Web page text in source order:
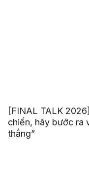
[FINAL TALK
chiến, hãy bước ra
thắng”